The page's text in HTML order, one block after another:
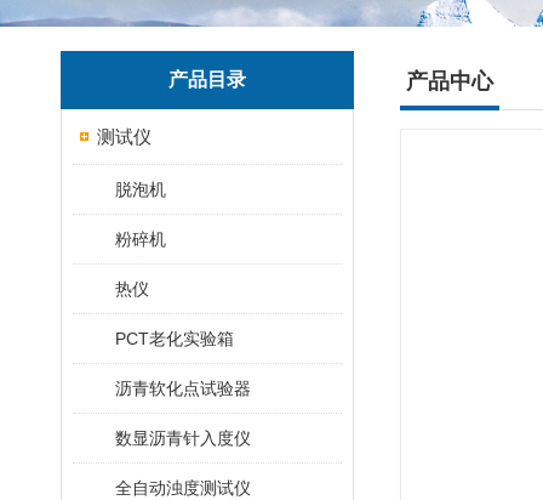
产品目录
测试仪
脱泡机
粉碎机
热仪
PCT老化实验箱
沥青软化点试验器
数显沥青针入度仪
全自动浊度测试仪
产品中心